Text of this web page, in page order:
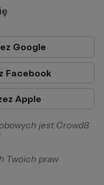
Google
Facebook
Apple
jest Crowd8
i Wigury 16, 02-
przetwarzane w
zawartej z Tobą, w
Twoich praw
o ochronie